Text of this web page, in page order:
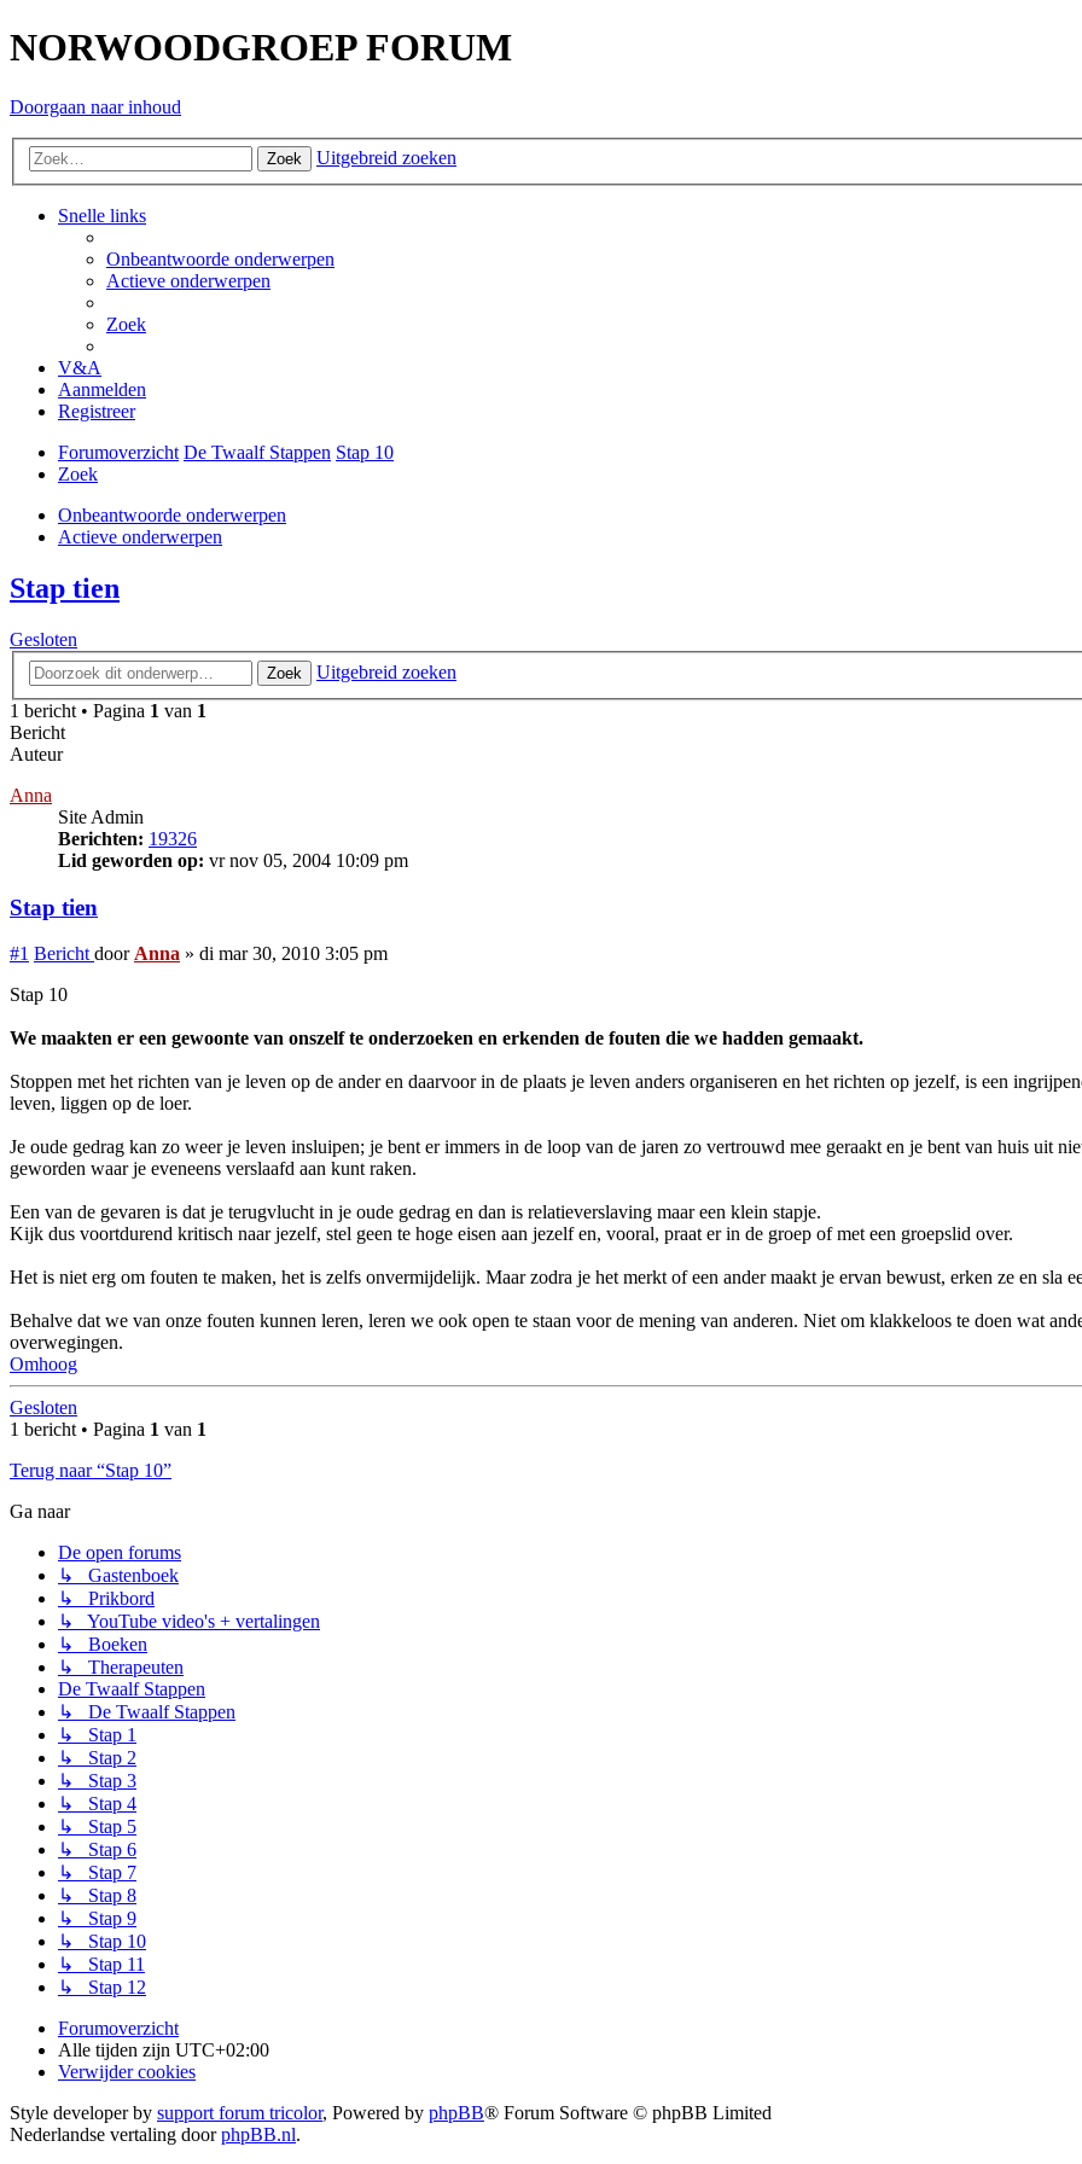
NORWOODGROEP FORUM
Doorgaan naar inhoud
Zoek Uitgebreid zoeken
Snelle links
Onbeantwoorde onderwerpen
Actieve onderwerpen
Zoek
V&A
Aanmelden
Registreer
Forumoverzicht De Twaalf Stappen Stap 10
Zoek
Onbeantwoorde onderwerpen
Actieve onderwerpen
Stap tien
Gesloten
Zoek
Uitgebreid zoeken
1 bericht • Pagina 1 van 1
Bericht
Auteur
Anna
Site Admin
Berichten: 19326
Lid geworden op: vr nov 05, 2004 10:09 pm
Stap tien
#1 Bericht door Anna » di mar 30, 2010 3:05 pm
Stap 10
We maakten er een gewoonte van onszelf te onderzoeken en erkenden de fouten die we hadden gemaakt.
Stoppen met het richten van je leven op de ander en daarvoor in de plaats je leven anders organiseren en het richten op jezelf, is een
leven, liggen op de loer.
Je oude gedrag kan zo weer je leven insluipen; je bent er immers in de loop van de jaren zo vertrouwd mee geraakt en je bent van huis uit
geworden waar je eveneens verslaafd aan kunt raken.
Een van de gevaren is dat je terugvlucht in je oude gedrag en dan is relatieverslaving maar een klein stapje.
Kijk dus voortdurend kritisch naar jezelf, stel geen te hoge eisen aan jezelf en, vooral, praat er in de groep of met een groepslid over.
Het is niet erg om fouten te maken, het is zelfs onvermijdelijk. Maar zodra je het merkt of een ander maakt je ervan bewust, erken ze en sla
Behalve dat we van onze fouten kunnen leren, leren we ook open te staan voor de mening van anderen. Niet om klakkeloos te doen wat
overwegingen.
Omhoog
Gesloten
1 bericht • Pagina 1 van 1
Terug naar “Stap 10”
Ga naar
De open forums
↳ Gastenboek
↳ Prikbord
↳ YouTube video's + vertalingen
↳ Boeken
↳ Therapeuten
De Twaalf Stappen
↳ De Twaalf Stappen
↳ Stap 1
↳ Stap 2
↳ Stap 3
↳ Stap 4
↳ Stap 5
↳ Stap 6
↳ Stap 7
↳ Stap 8
↳ Stap 9
↳ Stap 10
↳ Stap 11
↳ Stap 12
Forumoverzicht
Alle tijden zijn UTC+02:00
Verwijder cookies
Style developer by support forum tricolor, Powered by phpBB® Forum Software © phpBB Limited
Nederlandse vertaling doorphpBB.nl.